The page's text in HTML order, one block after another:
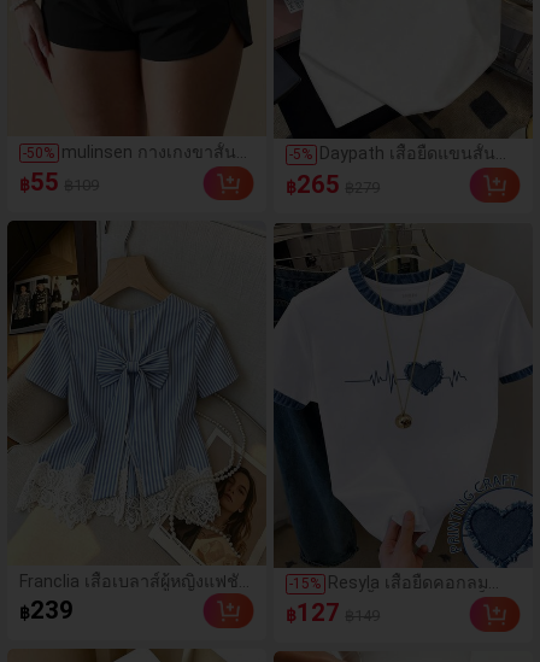
-50% mulinsen กางเกงขาสั้น
กีฬาผู้หญิง ดีไซน์ปลายเปิด
เอวยืดหยุ่น กางเกงขาสั้น
ยาว 3/4
฿55
Franclia เสื้อเบลาส์ผู้หญิงแฟชั่น
คอกลม ลายทาง แต่งลูกไม้ต่อ
ผ้า แขนสั้น
฿239
-5% Daypath เสื้อยืดแขนสั้น
พิมพ์ลายตัวอักษรและ
สโลแกนตัดขอบสีตัดกัน
ทันสมัย
฿265
-15% Resyla เสื้อยืดคอกลม
แขนสั้นลายหัวใจสีบล็อก
ลำลองสำหรับผู้หญิง, ฤดู
฿127